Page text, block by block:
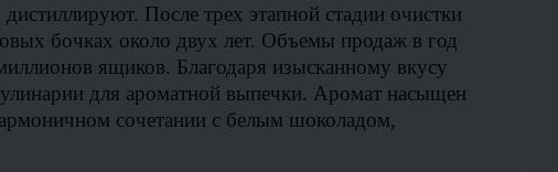
После трех этапной стадии очистки
бочках около двух лет. Объемы продаж в год
ящиков. Благодаря изысканному вкусу
для ароматной выпечки. Аромат насыщен
сочетании с белым шоколадом,